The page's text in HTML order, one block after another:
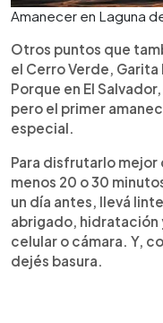
Amanecer en Laguna
Otros puntos que
el Cerro Verde, Garita
Porque en El
pero el primer
especial.
Para disfrutarlo mejor
menos 20 o 30
un día antes, llevá
abrigado, hidratación
celular o cámara. Y,
dejés basura.